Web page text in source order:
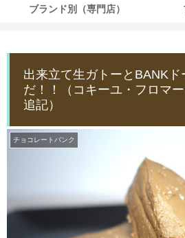
ブランド別（専門店）
出来立て生ガトーとBANKド
だ！！（コキーユ・フロマ
追記）
チョコレートバンク